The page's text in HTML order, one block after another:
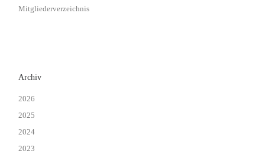
Mitgliederverzeichnis
Archiv
2026
2025
2024
2023